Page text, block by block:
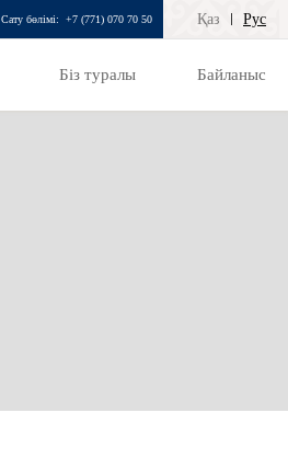
Сату бөлімі: +7 (771) 070 70 50 Қаз Рус
Біз туралы Байланыс